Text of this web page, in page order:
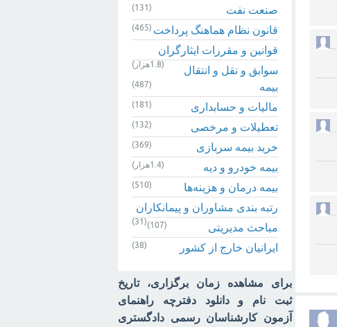
صنعت نفت
(131)
قانون نظام هماهنگ پرداخت (465)
قوانین و مقررات ایثارگران
(1.8هزار)
سوابق و نقل و انتقال
بیمه‌
(487)
مالیات و حسابداری (181)
تعطیلات و مرخصی (132)
خرید بیمه سربازی (369)
بیمه خودرو و دیه (1.4هزار)
بیمه درمان و هزینه‌ها (510)
رتبه بندی مشاوران و پیمانکاران
(31) مباحث مدیریتی (107)
ایرانیان خارج از کشور (38)
برای مشاهده زمان برگزاری، تاریخ
ثبت نام و دانلود دفترچه راهنمای
آزمون کارشناسان رسمی دادگستری